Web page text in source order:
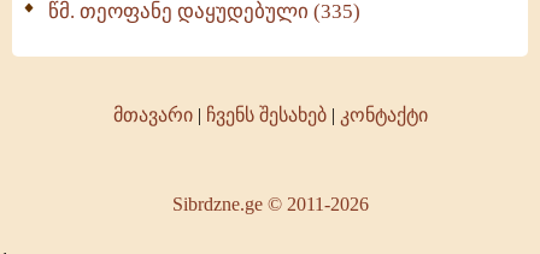
წმ. თეოფანე დაყუდებული (335)
მთავარი| ჩვენს შესახებ| კონტაქტი
Sibrdzne.ge © 2011-2026